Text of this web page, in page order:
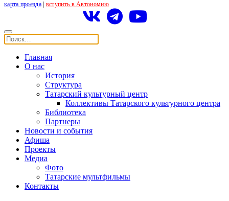
карта проезда| вступить в Автономию
Главная
О нас
История
Структура
Татарский культурный центр
Коллективы Татарского культурного центра
Библиотека
Партнеры
Новости и события
Афиша
Проекты
Медиа
Фото
Татарские мультфильмы
Контакты